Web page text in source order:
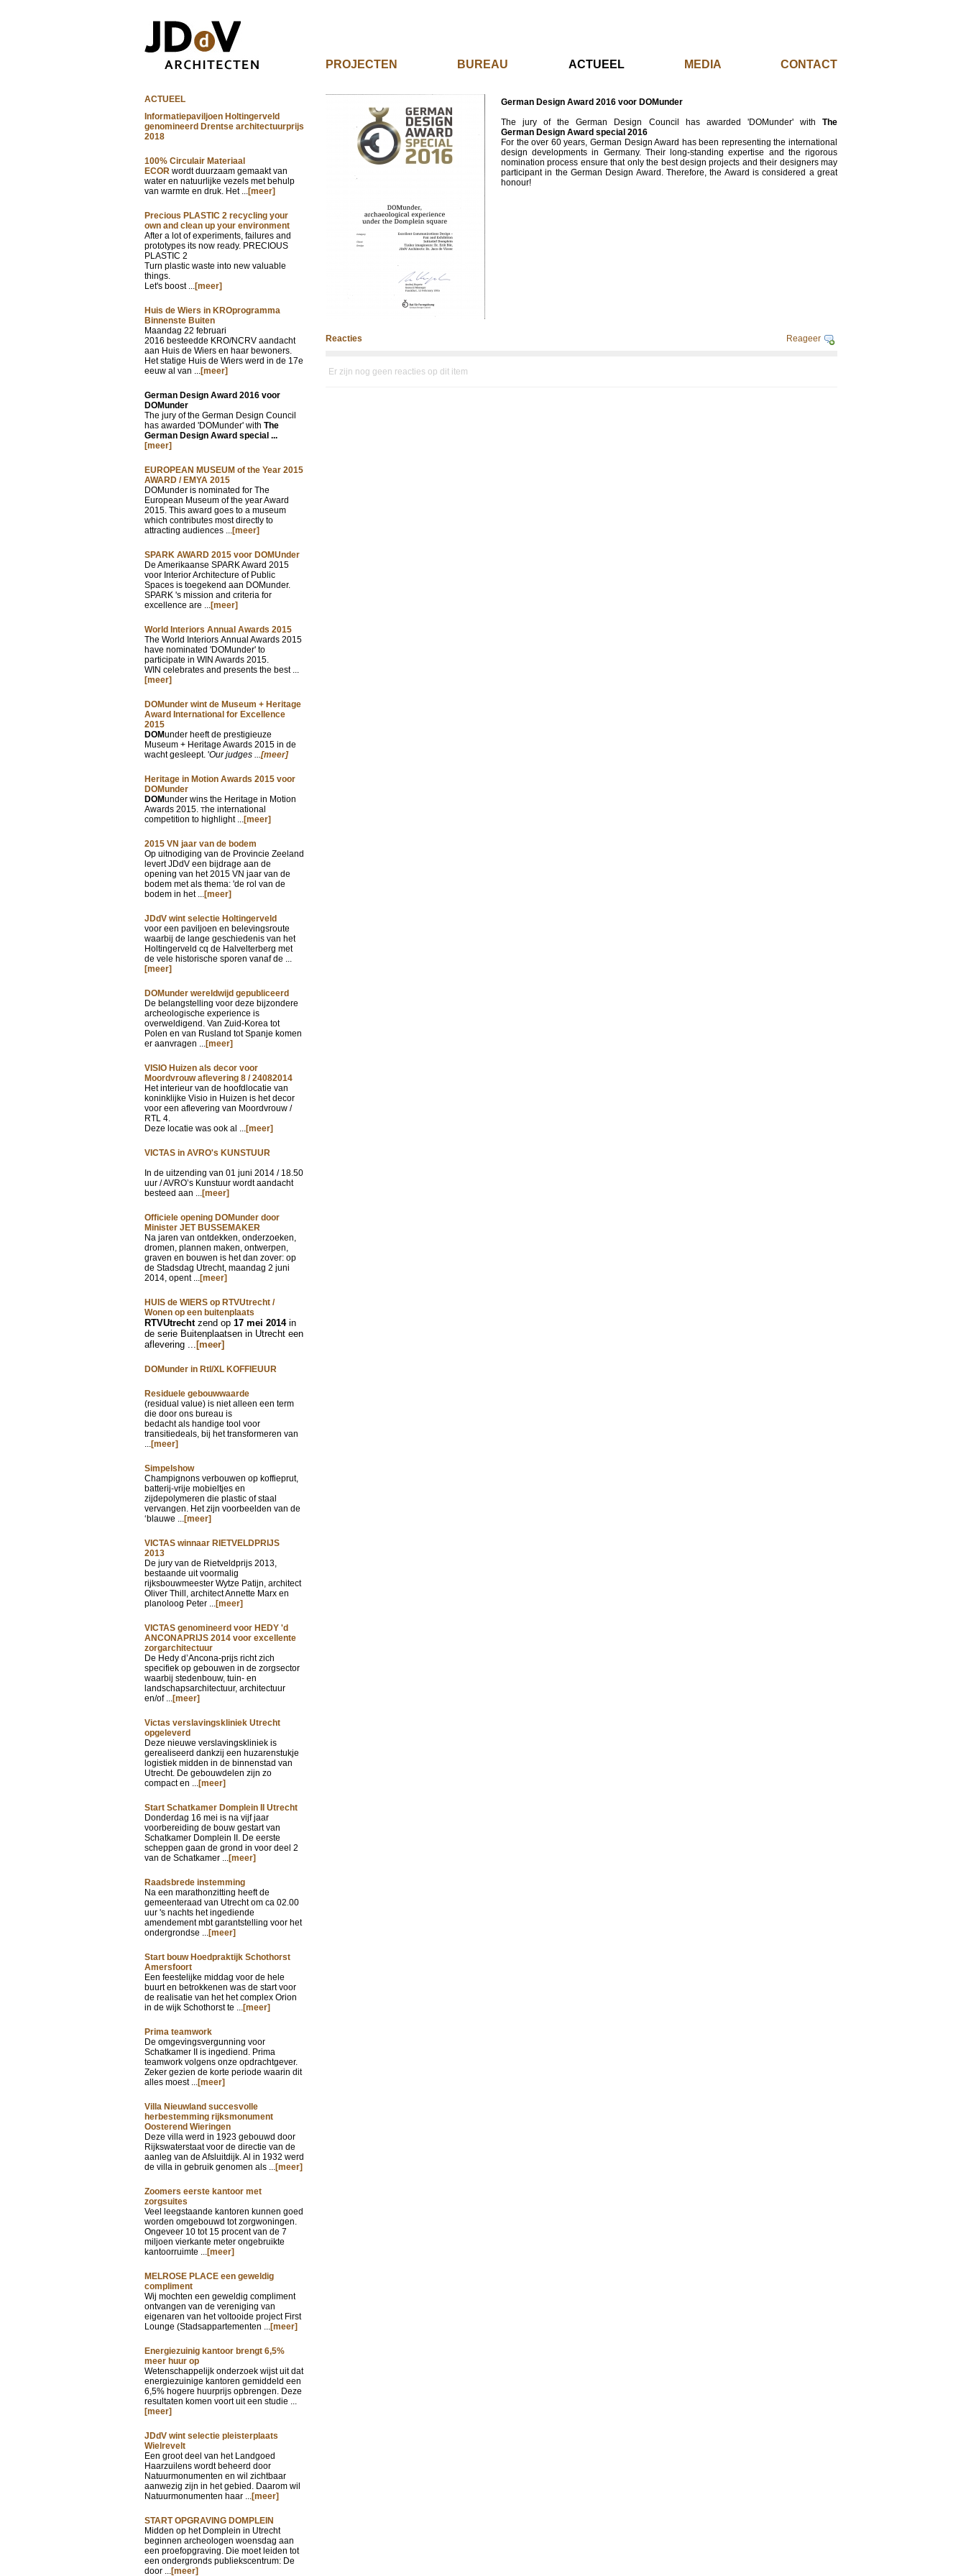
PROJECTEN BUREAU ACTUEEL MEDIA CONTACT
ACTUEEL
Informatiepaviljoen Holtingerveld
genomineerd Drentse architectuurprijs
2018
100% Circulair Materiaal
ECOR wordt duurzaam gemaakt van
water en natuurlijke vezels met behulp
van warmte en druk. Het ...[meer]
Precious PLASTIC 2 recycling your
own and clean up your environment
After a lot of experiments, failures and
prototypes its now ready. PRECIOUS
PLASTIC 2
Turn plastic waste into new valuable
things.
Let's boost ...[meer]
Huis de Wiers in KROprogramma
Binnenste Buiten
Maandag 22 februari
2016 besteedde KRO/NCRV aandacht
aan Huis de Wiers en haar bewoners.
Het statige Huis de Wiers werd in de 17e
eeuw al van ...[meer]
German Design Award 2016 voor
DOMunder
The jury of the German Design Council
has awarded 'DOMunder' with The
German Design Award special ...
[meer]
EUROPEAN MUSEUM of the Year 2015
AWARD / EMYA 2015
DOMunder is nominated for The
European Museum of the year Award
2015. This award goes to a museum
which contributes most directly to
attracting audiences ...[meer]
SPARK AWARD 2015 voor DOMUnder
De Amerikaanse SPARK Award 2015
voor Interior Architecture of Public
Spaces is toegekend aan DOMunder.
SPARK 's mission and criteria for
excellence are ...[meer]
World Interiors Annual Awards 2015
The World Interiors Annual Awards 2015
have nominated 'DOMunder' to
participate in WIN Awards 2015.
WIN celebrates and presents the best ...
[meer]
DOMunder wint de Museum + Heritage
Award International for Excellence
2015
DOMunder heeft de prestigieuze
Museum + Heritage Awards 2015 in de
wacht gesleept. 'Our judges ...[meer]
Heritage in Motion Awards 2015 voor
DOMunder
DOMunder wins the Heritage in Motion
Awards 2015. The international
competition to highlight ...[meer]
2015 VN jaar van de bodem
Op uitnodiging van de Provincie Zeeland
levert JDdV een bijdrage aan de
opening van het 2015 VN jaar van de
bodem met als thema: 'de rol van de
bodem in het ...[meer]
JDdV wint selectie Holtingerveld
voor een paviljoen en belevingsroute
waarbij de lange geschiedenis van het
Holtingerveld cq de Halvelterberg met
de vele historische sporen vanaf de ...
[meer]
DOMunder wereldwijd gepubliceerd
De belangstelling voor deze bijzondere
archeologische experience is
overweldigend. Van Zuid-Korea tot
Polen en van Rusland tot Spanje komen
er aanvragen ...[meer]
VISIO Huizen als decor voor
Moordvrouw aflevering 8 / 24082014
Het interieur van de hoofdlocatie van
koninklijke Visio in Huizen is het decor
voor een aflevering van Moordvrouw /
RTL 4.
Deze locatie was ook al ...[meer]
VICTAS in AVRO's KUNSTUUR
In de uitzending van 01 juni 2014 / 18.50
uur / AVRO’s Kunstuur wordt aandacht
besteed aan ...[meer]
Officiele opening DOMunder door
Minister JET BUSSEMAKER
Na jaren van ontdekken, onderzoeken,
dromen, plannen maken, ontwerpen,
graven en bouwen is het dan zover: op
de Stadsdag Utrecht, maandag 2 juni
2014, opent ...[meer]
HUIS de WIERS op RTVUtrecht /
Wonen op een buitenplaats
RTVUtrechtzend op 17 mei 2014 in
de serie Buitenplaatsen in Utrecht een
aflevering ... [meer]
DOMunder in Rtl/XL KOFFIEUUR
Residuele gebouwwaarde
(residual value) is niet alleen een term
die door ons bureau is
bedacht als handige tool voor
transitiedeals, bij het transformeren van
...[meer]
Simpelshow
Champignons verbouwen op koffieprut,
batterij-vrije mobieltjes en
zijdepolymeren die plastic of staal
vervangen. Het zijn voorbeelden van de
‘blauwe ...[meer]
VICTAS winnaar RIETVELDPRIJS
2013
De jury van de Rietveldprijs 2013,
bestaande uit voormalig
rijksbouwmeester Wytze Patijn, architect
Oliver Thill, architect Annette Marx en
planoloog Peter ...[meer]
VICTAS genomineerd voor HEDY 'd
ANCONAPRIJS 2014 voor excellente
zorgarchitectuur
De Hedy d’Ancona-prijs richt zich
specifiek op gebouwen in de zorgsector
waarbij stedenbouw, tuin- en
landschapsarchitectuur, architectuur
en/of ...[meer]
Victas verslavingskliniek Utrecht
opgeleverd
Deze nieuwe verslavingskliniek is
gerealiseerd dankzij een huzarenstukje
logistiek midden in de binnenstad van
Utrecht. De gebouwdelen zijn zo
compact en ...[meer]
Start Schatkamer Domplein II Utrecht
Donderdag 16 mei is na vijf jaar
voorbereiding de bouw gestart van
Schatkamer Domplein II. De eerste
scheppen gaan de grond in voor deel 2
van de Schatkamer ...[meer]
Raadsbrede instemming
Na een marathonzitting heeft de
gemeenteraad van Utrecht om ca 02.00
uur 's nachts het ingediende
amendement mbt garantstelling voor het
ondergrondse ...[meer]
Start bouw Hoedpraktijk Schothorst
Amersfoort
Een feestelijke middag voor de hele
buurt en betrokkenen was de start voor
de realisatie van het het complex Orion
in de wijk Schothorst te ...[meer]
Prima teamwork
De omgevingsvergunning voor
Schatkamer II is ingediend. Prima
teamwork volgens onze opdrachtgever.
Zeker gezien de korte periode waarin dit
alles moest ...[meer]
Villa Nieuwland succesvolle
herbestemming rijksmonument
Oosterend Wieringen
Deze villa werd in 1923 gebouwd door
Rijkswaterstaat voor de directie van de
aanleg van de Afsluitdijk. Al in 1932 werd
de villa in gebruik genomen als ...[meer]
Zoomers eerste kantoor met
zorgsuites
Veel leegstaande kantoren kunnen goed
worden omgebouwd tot zorgwoningen.
Ongeveer 10 tot 15 procent van de 7
miljoen vierkante meter ongebruikte
kantoorruimte ...[meer]
MELROSE PLACE een geweldig
compliment
Wij mochten een geweldig compliment
ontvangen van de vereniging van
eigenaren van het voltooide project First
Lounge (Stadsappartementen ...[meer]
Energiezuinig kantoor brengt 6,5%
meer huur op
Wetenschappelijk onderzoek wijst uit dat
energiezuinige kantoren gemiddeld een
6,5% hogere huurprijs opbrengen. Deze
resultaten komen voort uit een studie ...
[meer]
JDdV wint selectie pleisterplaats
Wielrevelt
Een groot deel van het Landgoed
Haarzuilens wordt beheerd door
Natuurmonumenten en wil zichtbaar
aanwezig zijn in het gebied. Daarom wil
Natuurmonumenten haar ...[meer]
START OPGRAVING DOMPLEIN
Midden op het Domplein in Utrecht
beginnen archeologen woensdag aan
een proefopgraving. Die moet leiden tot
een ondergronds publiekscentrum: De
door ...[meer]
German Design Award 2016 voor DOMunder
The jury of the German Design Council has awarded 'DOMunder' with The
German Design Award special 2016
For the over 60 years, German Design Award has been representing the international
design developments in Germany. Their long-standing expertise and the rigorous
nomination process ensure that only the best design projects and their designers may
participant in the German Design Award. Therefore, the Award is considered a great
honour!
Reacties Reageer
Er zijn nog geen reacties op dit item